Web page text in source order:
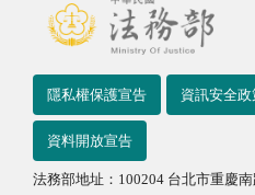
隱私權保護宣告 資訊安全政
資料開放宣告
法務部地址：100204 台北市重慶